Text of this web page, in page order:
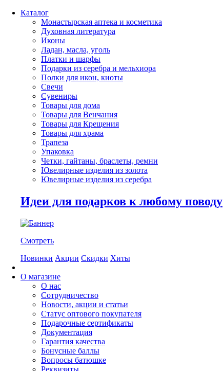
Каталог
Монастырская аптека и косметика
Духовная литература
Иконы
Ладан, масла, уголь
Платки и шарфы
Подарки из серебра и мельхиора
Полки для икон, киоты
Свечи
Сувениры
Товары для дома
Товары для Венчания
Товары для Крещения
Товары для храма
Трапеза
Упаковка
Четки, гайтаны, браслеты, ремни
Ювелирные изделия из золота
Ювелирные изделия из серебра
Идеи для подарков к любому поводу
Смотреть
Новинки Акции Скидки Хиты
О магазине
О нас
Сотрудничество
Новости, акции и статьи
Статус оптового покупателя
Подарочные сертификаты
Документация
Гарантия качества
Бонусные баллы
Вопросы батюшке
Реквизиты